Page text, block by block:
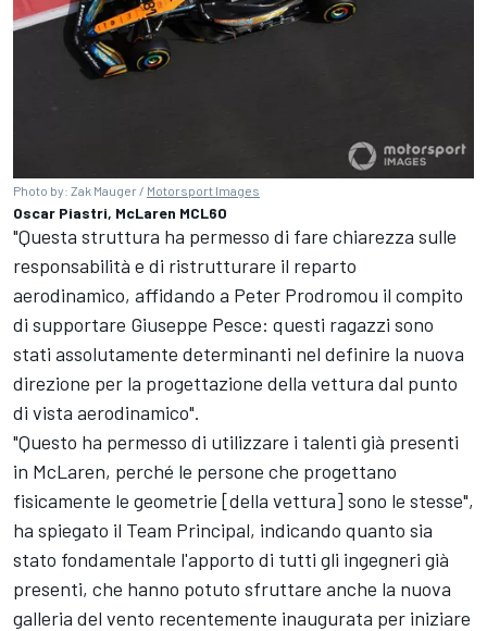
Photo by: Zak Mauger / Motorsport Images
Oscar Piastri, McLaren MCL60
"Questa struttura ha permesso di fare chiarezza sulle
responsabilità e di ristrutturare il reparto
aerodinamico, affidando a Peter Prodromou il compito
di supportare Giuseppe Pesce: questi ragazzi sono
stati assolutamente determinanti nel definire la nuova
direzione per la progettazione della vettura dal punto
di vista aerodinamico".
"Questo ha permesso di utilizzare i talenti già presenti
in McLaren, perché le persone che progettano
fisicamente le geometrie [della vettura] sono le stesse",
ha spiegato il Team Principal, indicando quanto sia
stato fondamentale l'apporto di tutti gli ingegneri già
presenti, che hanno potuto sfruttare anche la nuova
galleria del vento recentemente inaugurata per iniziare